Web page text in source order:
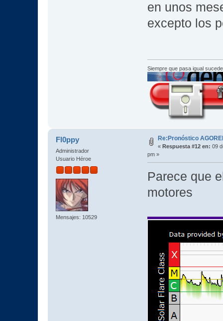
en unos
excepto los
Siempre que pasa igual
Fl0ppy
Administrador
Usuario Héroe
Mensajes: 10529
Re:Pronóstico
« Respuesta #12 en: 09
pm »
Parece que
motores